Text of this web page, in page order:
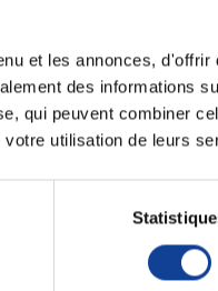
et les annonces,
des informations
qui peuvent combiner
utilisation de leurs
uniquement
de 3 303,53 €